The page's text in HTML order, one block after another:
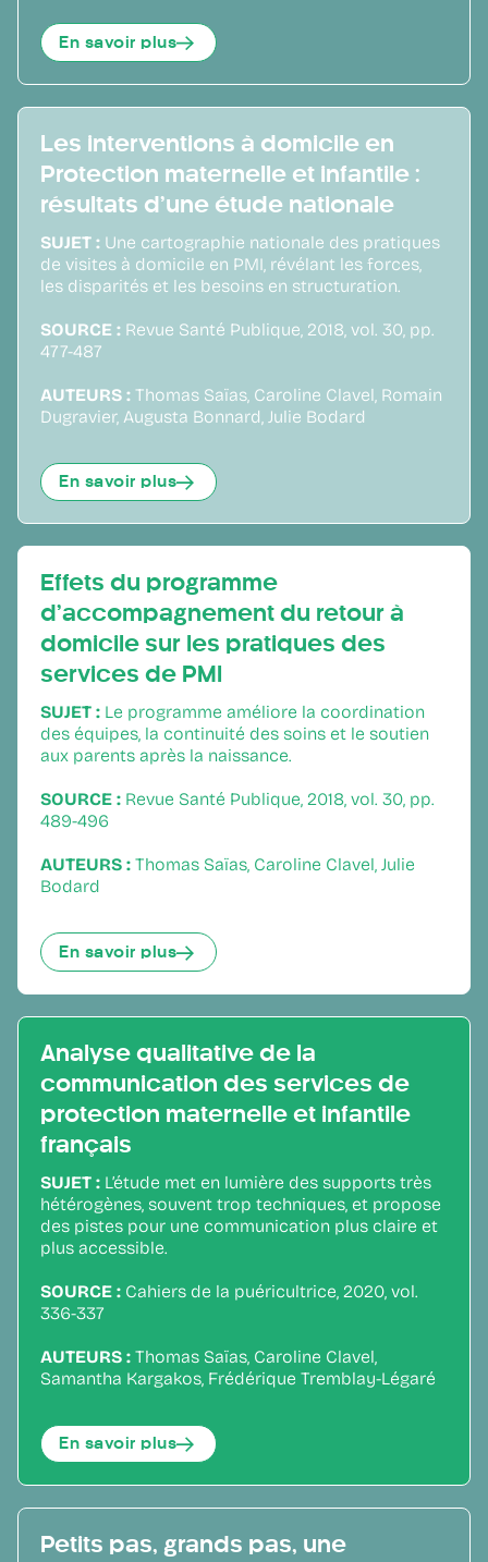
En savoir plus
Les interventions à domicile en
Protection maternelle et infantile :
résultats d’une étude nationale
SUJET : Une cartographie nationale des pratiques
de visites à domicile en PMI, révélant les forces,
les disparités et les besoins en structuration.
SOURCE : Revue Santé Publique, 2018, vol. 30, pp.
477-487
AUTEURS : Thomas Saïas, Caroline Clavel, Romain
Dugravier, Augusta Bonnard, Julie Bodard
En savoir plus
Effets du programme
d’accompagnement du retour à
domicile sur les pratiques des
services de PMI
SUJET : Le programme améliore la coordination
des équipes, la continuité des soins et le soutien
aux parents après la naissance.
SOURCE : Revue Santé Publique, 2018, vol. 30, pp.
489-496
AUTEURS : Thomas Saïas, Caroline Clavel, Julie
Bodard
En savoir plus
Analyse qualitative de la
communication des services de
protection maternelle et infantile
français
SUJET : L’étude met en lumière des supports très
hétérogènes, souvent trop techniques, et propose
des pistes pour une communication plus claire et
plus accessible.
SOURCE : Cahiers de la puéricultrice, 2020, vol.
336-337
AUTEURS : Thomas Saïas, Caroline Clavel,
Samantha Kargakos, Frédérique Tremblay-Légaré
En savoir plus
Petits pas, grands pas, une